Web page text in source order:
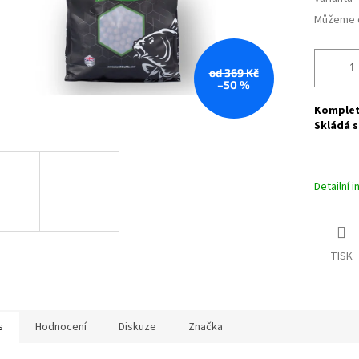
od 369 Kč
–50 %
Skládá
Detailní
TISK
Hodnocení Diskuze Značka